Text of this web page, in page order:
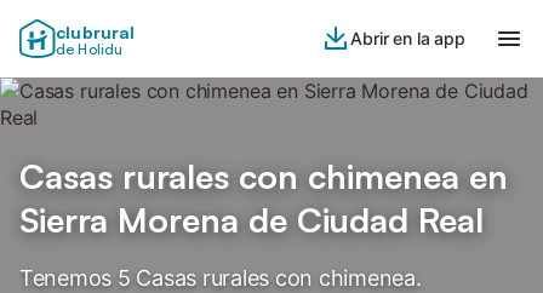
clubrural
de Holidu
Abrir en la app
Casas rurales con chimenea en
Sierra Morena de Ciudad Real
Tenemos 5 Casas rurales con chimenea.